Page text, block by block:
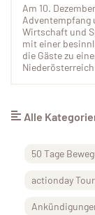
Am 10.
Adventempfang
Wirtschaft und
mit einer
die Gäste zu
Alle
50 Tage
actionday Tour